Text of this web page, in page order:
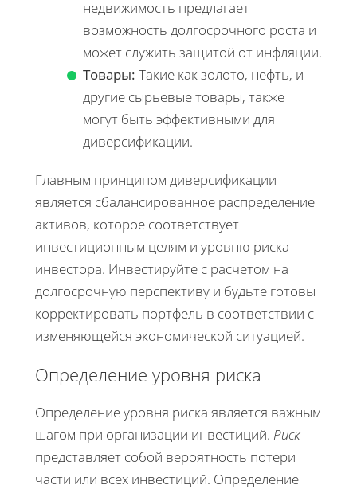
недвижимость предлагает
возможность долгосрочного роста и
может служить защитой от инфляции.
Товары: Такие как золото, нефть, и
другие сырьевые товары, также
могут быть эффективными для
диверсификации.
Главным принципом диверсификации
является сбалансированное распределение
активов, которое соответствует
инвестиционным целям и уровню риска
инвестора. Инвестируйте с расчетом на
долгосрочную перспективу и будьте готовы
корректировать портфель в соответствии с
изменяющейся экономической ситуацией.
Определение уровня риска
Определение уровня риска является важным
шагом при организации инвестиций. Риск
представляет собой вероятность потери
части или всех инвестиций. Определение